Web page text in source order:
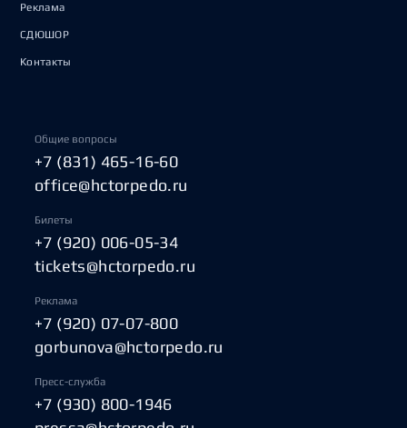
Реклама
СДЮШОР
Контакты
Общие вопросы
+7 (831) 465-16-60
office@hctorpedo.ru
Билеты
+7 (920) 006-05-34
tickets@hctorpedo.ru
Реклама
+7 (920) 07-07-800
gorbunova@hctorpedo.ru
Пресс-служба
+7 (930) 800-1946